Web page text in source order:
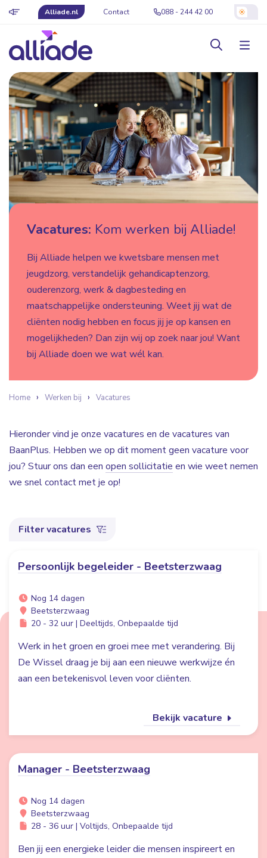
Alliade.nl Contact 088 - 244 42 00
Vacatures: Kom werken bij Alliade!
Bij Alliade helpen we kwetsbare mensen met
jeugdzorg, verstandelijk gehandicaptenzorg,
ouderenzorg, werk & dagbesteding en
maatschappelijke ondersteuning. Weet jij wat de
cliënten nodig hebben en focus jij je op kansen en
mogelijkheden? Dan zijn wij op zoek naar jou! Want
bij Alliade doen we wat wél kan.
Home Werken bij Vacatures
Hieronder vind je onze vacatures en de vacatures van
BaanPlus. Hebben we op dit moment geen vacature voor
jou? Stuur ons dan een open sollicitatie en wie weet nemen
we snel contact met je op!
Filter vacatures
Persoonlijk begeleider - Beetsterzwaag
Nog 14 dagen
Beetsterzwaag
20 - 32 uur | Deeltijds, Onbepaalde tijd
Werk in het groen en groei mee met verandering. Bij
De Wissel draag je bij aan een nieuwe werkwijze én
aan een betekenisvol leven voor cliënten.
Bekijk vacature
Manager - Beetsterzwaag
Nog 14 dagen
Beetsterzwaag
28 - 36 uur | Voltijds, Onbepaalde tijd
Ben jij een energieke leider die mensen inspireert en